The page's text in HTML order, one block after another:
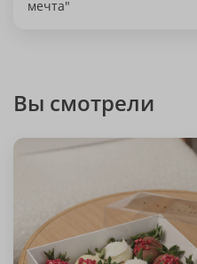
мечта"
Вы смотрели